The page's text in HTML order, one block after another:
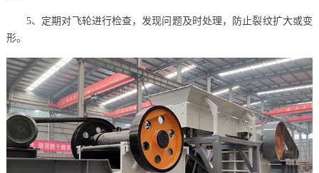
5、定期对飞轮进行检查，发现问题及时处理，防止裂纹扩大或变
形。